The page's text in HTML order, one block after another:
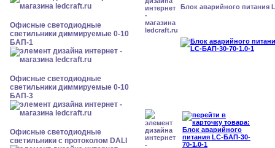
Офисные светодиодные
светильники диммируемые 0-10
БАП-1
Офисные светодиодные
светильники диммируемые 0-10
БАП-3
Офисные светодиодные
светильники с протоколом DALI
Блок аварийного питания